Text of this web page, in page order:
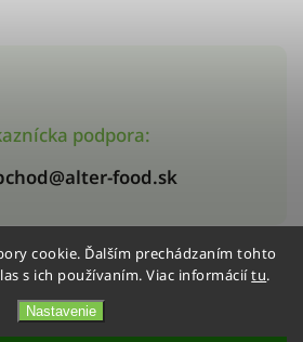
cookie. Ďalším prechádzaním tohto
s ich používaním. Viac informáciítu.
Nastavenie
podpora:
food.sk
Alter-Food. Všetky práva vyhradené.
Shoptet| Design